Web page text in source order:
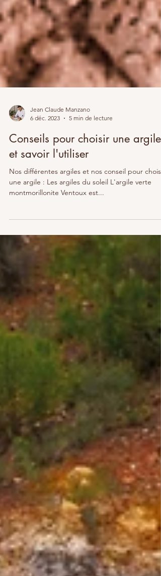
Jean Claude Manzano
6 déc. 2023
5 min de lecture
Conseils pour choisir une argile
et savoir l'utiliser
Nos différentes argiles et nos conseil pour choisir